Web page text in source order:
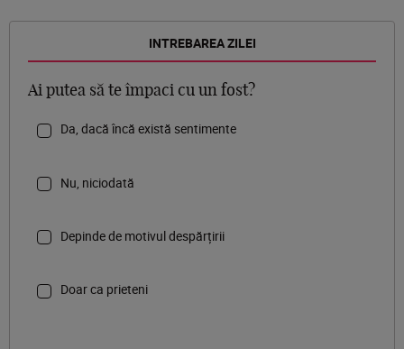
INTREBAREA ZILEI
Ai putea să te împaci cu un fost?
Da, dacă încă există sentimente
Nu, niciodată
Depinde de motivul despărțirii
Doar ca prieteni